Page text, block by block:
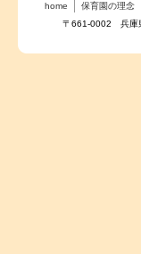
home 保育園の理念
〒661-0002 兵庫